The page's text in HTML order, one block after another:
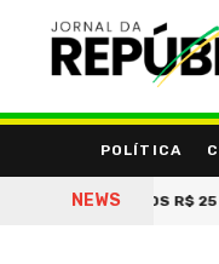
POLÍTICA
NEWS
JÁ PASSA DOS R$ 25